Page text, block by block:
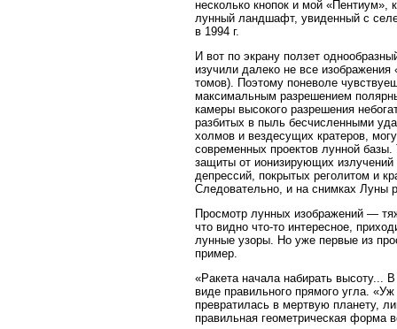
несколько кнопок и мой «Пентиум»,
лунный ландшафт, увиденный с
в 1994 г.
И вот по экрану ползет
изучили далеко не все изображения
томов). Поэтому поневоле
максимальным разрешением
камеры высокого разрешения
разбитых в пыль бесчисленными
холмов и вездесущих кратеров,
современных проектов лунной
защиты от ионизирующих
депрессий, покрытых реголитом и
Следовательно, и на снимках Луны
Просмотр лунных изображений —
что видно что-то интересное,
лунные узоры. Но уже первые из
пример.
«Ракета начала набирать высоту...
виде правильного прямого угла.
превратилась в мертвую планету,
правильная геометрическая форма